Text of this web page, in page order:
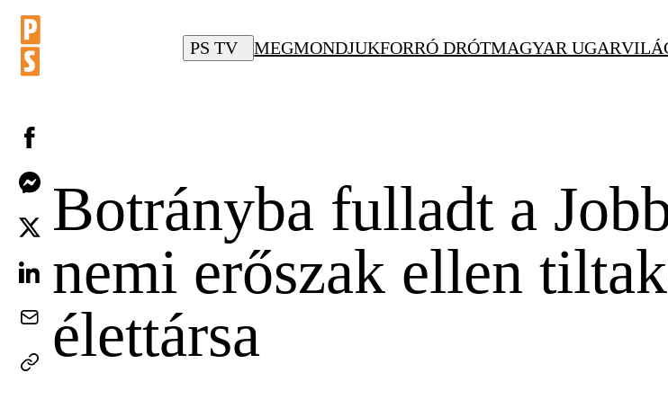
PS TV MEGMONDJUKFORRÓ DRÓTMAGYAR UGAR
Botrányba fulladt a
nemi erőszak ellen
élettársa